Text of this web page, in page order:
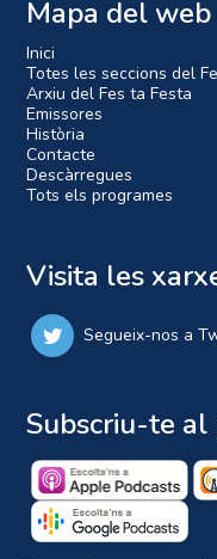
Mapa del web
Inici
Totes les seccions del
Arxiu del Fes ta Festa
Emissores
Història
Contacte
Descàrregues
Tots els programes
Visita les
Segueix-nos a
Subscriu-te al